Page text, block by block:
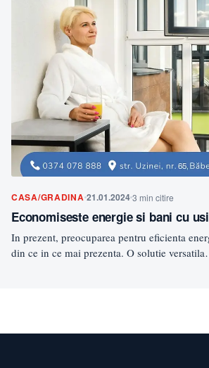
CASA/GRADINA 21.01.20243 min citire
Economiseste energie si bani cu
In prezent, preocuparea pentru eficienta
din ce in ce mai prezenta. O solutie